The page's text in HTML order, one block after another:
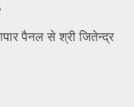
पैनल से श्री जितेन्द्र